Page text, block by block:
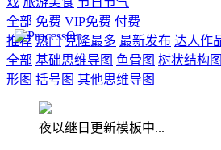
全部 免费 VIP免费 付费
推荐 热门 克隆最多 最新发布 达人作
全部 基础思维导图 鱼骨图 树状结构图
形图 括号图 其他思维导图
夜以继日更新模板中...